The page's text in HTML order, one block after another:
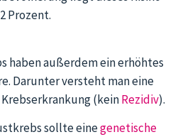
Prozent.
haben außerdem ein erhöhtes
Darunter versteht man eine
(keinRezidiv).
sollte einegenetische